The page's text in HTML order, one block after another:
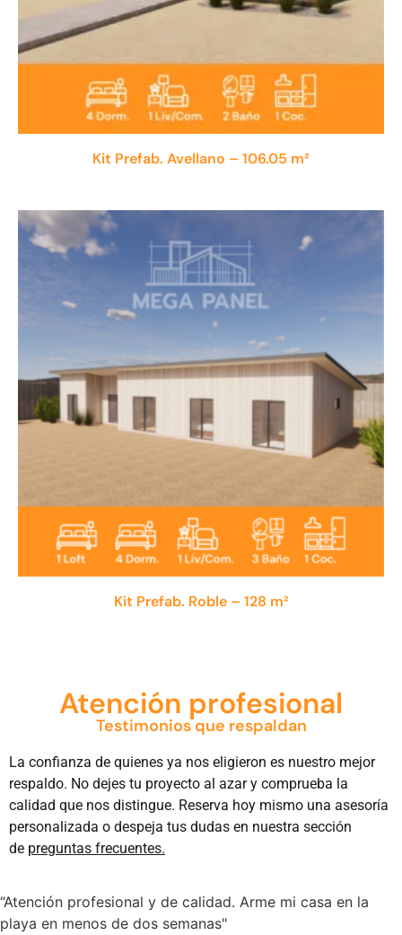
Kit Prefab. Avellano – 106.05 m²
Kit Prefab. Roble – 128 m²
Atención profesional
Testimonios que respaldan
La confianza de quienes ya nos eligieron es nuestro mejor
respaldo. No dejes tu proyecto al azar y comprueba la
calidad que nos distingue. Reserva hoy mismo una asesoría
personalizada o despeja tus dudas en nuestra sección
de preguntas frecuentes.
“Atención profesional y de calidad. Arme mi casa en la
playa en menos de dos semanas"